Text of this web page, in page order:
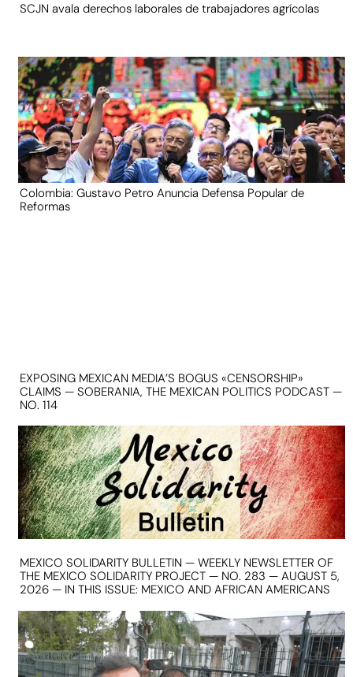
SCJN avala derechos laborales de trabajadores agrícolas
Colombia: Gustavo Petro Anuncia Defensa Popular de
Reformas
EXPOSING MEXICAN MEDIA’S BOGUS «CENSORSHIP»
CLAIMS — SOBERANIA, THE MEXICAN POLITICS PODCAST —
NO. 114
MEXICO SOLIDARITY BULLETIN — WEEKLY NEWSLETTER OF
THE MEXICO SOLIDARITY PROJECT — NO. 283 — AUGUST 5,
2026 — IN THIS ISSUE: MEXICO AND AFRICAN AMERICANS